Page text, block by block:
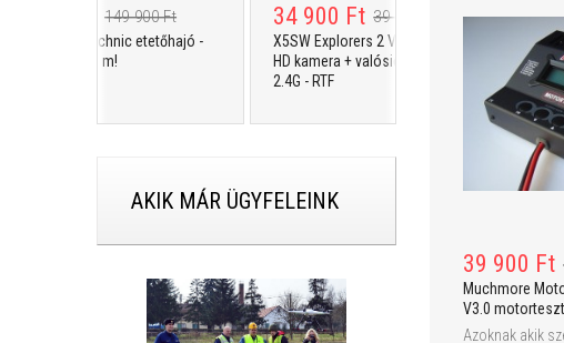
39 900 Ft
Muchmore
V3.0
Azoknak akik
149 900 Ft
Modelltechnic etetőhajó -
34 900 Ft 39 900 Ft
X5SW Explorers 2 V2 4ch R/C drón +
HD kamera + valósidejű előkép +
2.4G - RTF
AKIK MÁR ÜGYFELEINK